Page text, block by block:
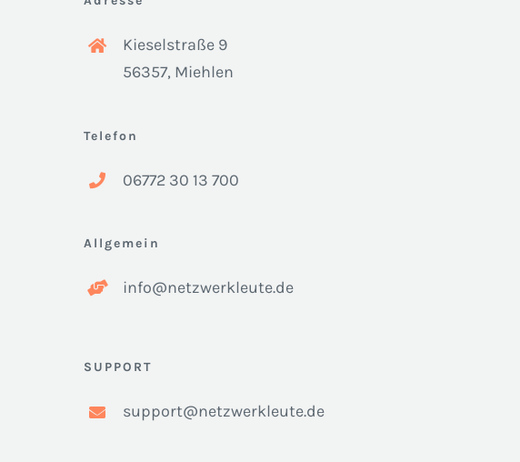
Kieselstraße 9
56357, Miehlen
Telefon
06772 30 13 700
Allgemein
info@netzwerkleute.de
SUPPORT
support@netzwerkleute.de